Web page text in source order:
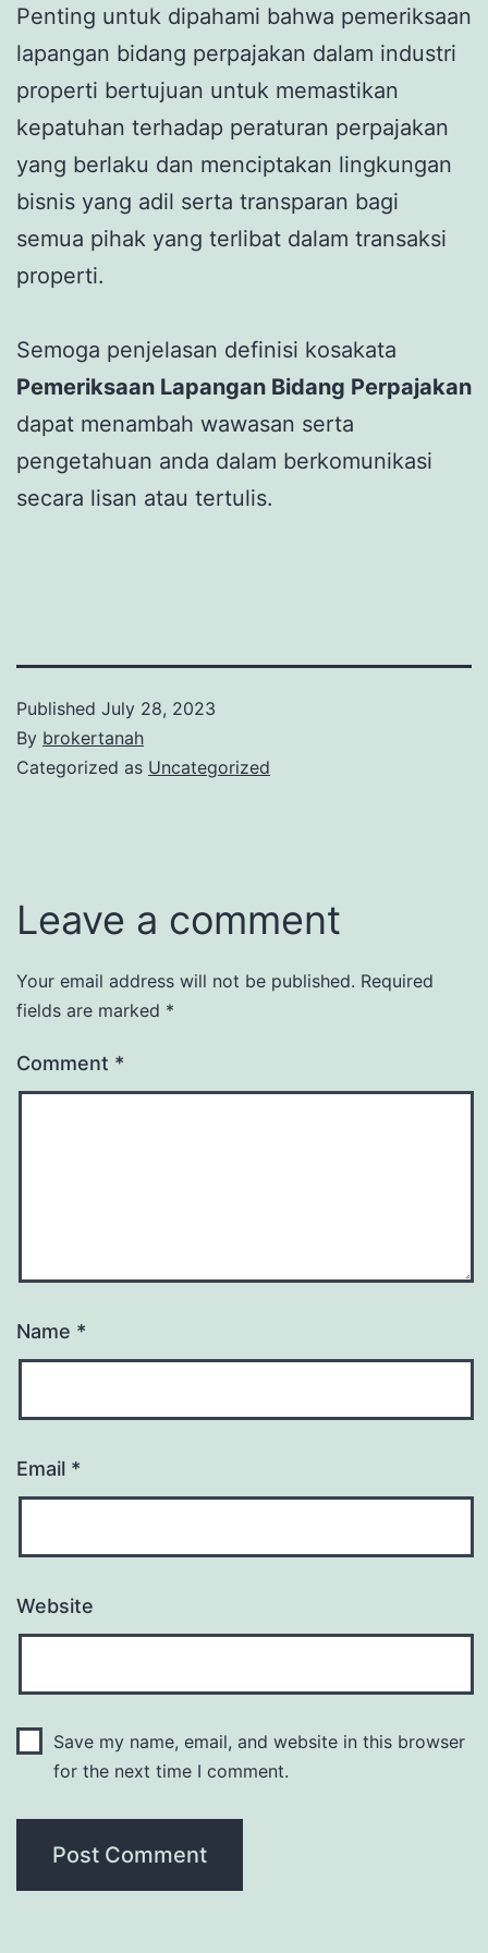
Penting untuk dipahami bahwa pemeriksaan
lapangan bidang perpajakan dalam industri
properti bertujuan untuk memastikan
kepatuhan terhadap peraturan perpajakan
yang berlaku dan menciptakan lingkungan
bisnis yang adil serta transparan bagi
semua pihak yang terlibat dalam transaksi
properti.
Semoga penjelasan definisi kosakata
Pemeriksaan Lapangan Bidang Perpajakan
dapat menambah wawasan serta
pengetahuan anda dalam berkomunikasi
secara lisan atau tertulis.
Published July 28, 2023
By brokertanah
Categorized as Uncategorized
Leave a comment
Your email address will not be published. Required
fields are marked *
Comment *
Name *
Email *
Website
Save my name, email, and website in this browser
for the next time I comment.